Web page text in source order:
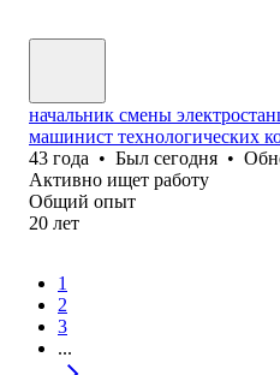
начальник смены
машинист технологических
43 года • Был сегодня •
Активно ищет работу
Общий опыт
20 лет
1
2
3
...